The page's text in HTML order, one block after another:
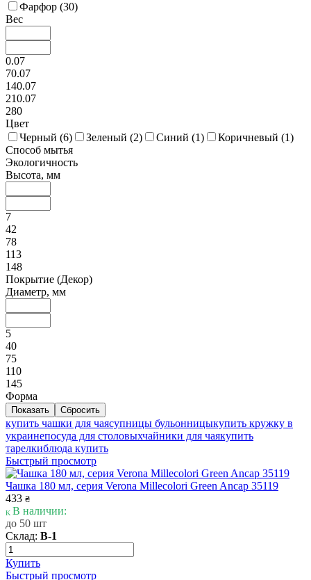
Фарфор (30)
Вес
0.07
70.07
140.07
210.07
280
Цвет
Черный (6) Зеленый (2) Синий (1) Коричневый (1)
Способ мытья
Экологичность
Высота, мм
7
42
78
113
148
Покрытие (Декор)
Диаметр, мм
5
40
75
110
145
Форма
купить чашки для чаясупницы бульонницыкупить кружку в
украинепосуда для столовыхчайники для чаякупить
тарелкиблюда купить
Быстрый просмотр
Чашка 180 мл, серия Verona Millecolori Green Ancap 35119
433 ₴
В наличии:
до 50 шт
Склад: В-1
Купить
Быстрый просмотр